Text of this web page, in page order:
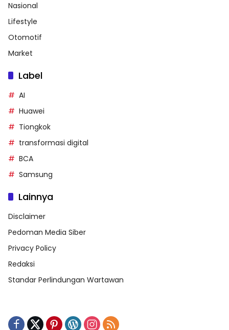
Nasional
Lifestyle
Otomotif
Market
Label
AI
Huawei
Tiongkok
transformasi digital
BCA
Samsung
Lainnya
Disclaimer
Pedoman Media Siber
Privacy Policy
Redaksi
Standar Perlindungan Wartawan